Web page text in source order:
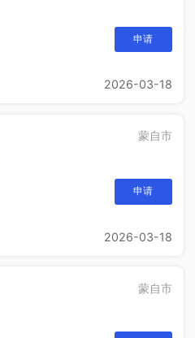
申请
2026-03-18
蒙自市
申请
2026-03-18
蒙自市